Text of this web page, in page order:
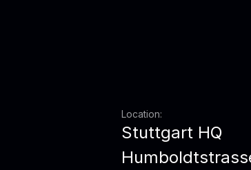
Location:
Stuttgart HQ